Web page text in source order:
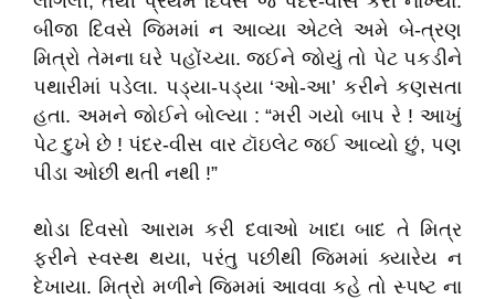
બીજા દિવસે જિમમાં ન આવ્યા એટલે અમે બે-ત્રણ
મિત્રો તેમના ઘરે પહોંચ્યા. જઈને જોયું તો પેટ પકડીને
પથારીમાં પડેલા. પડ્યા-પડ્યા ‘ઓ-આ’ કરીને કણસતા
હતા. અમને જોઈને બોલ્યા : “મરી ગયો બાપ રે ! આખું
પેટ દુખે છે ! પંદર-વીસ વાર ટૉઇલેટ જઈ આવ્યો છું, પણ
પીડા ઓછી થતી નથી !”
થોડા દિવસો આરામ કરી દવાઓ ખાદા બાદ તે મિત્ર
ફરીને સ્વસ્થ થયા, પરંતુ પછીથી જિમમાં ક્યારેય ન
દેખાયા. મિત્રો મળીને જિમમાં આવવા કહે તો સ્પષ્ટ ના